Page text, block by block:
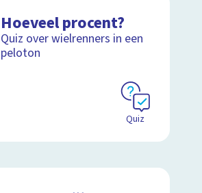
Hoeveel procent?
Quiz over wielrenners in een
peloton
Quiz